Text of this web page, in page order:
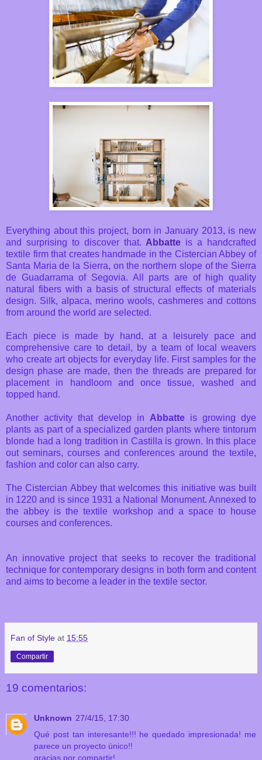
Everything about this project, born in January 2013, is new
and surprising to discover that. Abbatte is a handcrafted
textile firm that creates handmade in the Cistercian Abbey of
Santa Maria de la Sierra, on the northern slope of the Sierra
de Guadarrama of Segovia. All parts are of high quality
natural fibers with a basis of structural effects of materials
design. Silk, alpaca, merino wools, cashmeres and cottons
from around the world are selected.
Each piece is made by hand, at a leisurely pace and
comprehensive care to detail, by a team of local weavers
who create art objects for everyday life. First samples for the
design phase are made, then the threads are prepared for
placement in handloom and once tissue, washed and
topped hand.
Another activity that develop in Abbatte is growing dye
plants as part of a specialized garden plants where tintorum
blonde had a long tradition in Castilla is grown. In this place
out seminars, courses and conferences around the textile,
fashion and color can also carry.
The Cistercian Abbey that welcomes this initiative was built
in 1220 and is since 1931 a National Monument. Annexed to
the abbey is the textile workshop and a space to house
courses and conferences.
An innovative project that seeks to recover the traditional
technique for contemporary designs in both form and content
and aims to become a leader in the textile sector.
Fan of Style at 15:55
Compartir
19 comentarios:
Unknown 27/4/15, 17:30
Qué post tan interesante!!! he quedado impresionada! me
parece un proyecto único!!
gracias por compartir!